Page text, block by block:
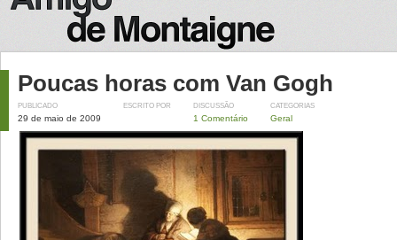
Poucas horas com Van Gogh
PUBLICADO
29 de maio de 2009
ESCRITO POR DISCUSSÃO
1 Comentário
CATEGORIAS
Geral